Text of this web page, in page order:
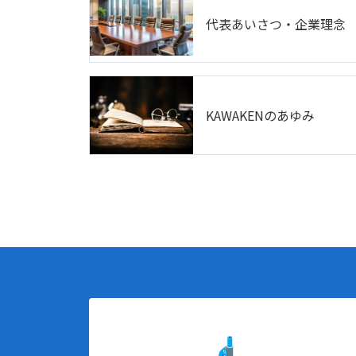
代表あいさつ・企業理念
KAWAKENのあゆみ